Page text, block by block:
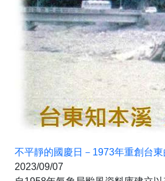
不平靜的國慶日－1973年重創台
2023/09/07